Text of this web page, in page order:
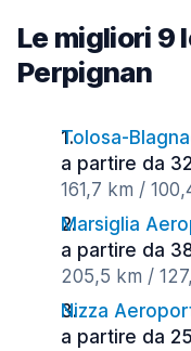
Le migliori 9
Perpignan
Tolosa-
a partire da
161,7 km /
Marsiglia
a partire da
205,5 km /
Nizza
a partire da